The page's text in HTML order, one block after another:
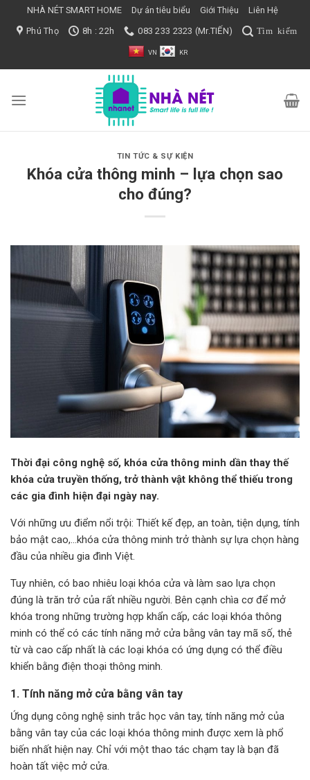
NHÀ NÉT SMART HOME Dự án tiêu biểu Giới Thiệu
Liên Hệ
Phú Thọ
8h : 22h 083 233 2323 (Mr.TIẾN)
VN KR
TIN TỨC & SỰ KIỆN
Khóa cửa thông minh – lựa chọn sao
cho đúng?
Thời đại công nghệ số, khóa cửa thông minh dần thay thế
khóa cửa truyền thống, trở thành vật không thể thiếu trong
các gia đình hiện đại ngày nay.
Với những ưu điểm nổi trội: Thiết kế đẹp, an toàn, tiện dụng, tính
bảo mật cao,…khóa cửa thông minh trở thành sự lựa chọn hàng
đầu của nhiều gia đình Việt.
Tuy nhiên, có bao nhiêu loại khóa cửa và làm sao lựa chọn
đúng là trăn trở của rất nhiều người. Bên cạnh chìa cơ để mở
khóa trong những trường hợp khẩn cấp, các loại khóa thông
minh có thể có các tính năng mở cửa bằng vân tay mã số, thẻ
từ và cao cấp nhất là các loại khóa có ứng dụng có thể điều
khiển bằng điện thoại thông minh.
1. Tính năng mở cửa bằng vân tay
Ứng dụng công nghệ sinh trắc học vân tay, tính năng mở của
bằng vân tay của các loại khóa thông minh được xem là phổ
biến nhất hiện nay. Chỉ với một thao tác chạm tay là bạn đã
hoàn tất việc mở cửa.